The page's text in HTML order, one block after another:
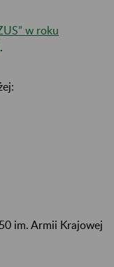
w roku
.
im. Armii Krajowej